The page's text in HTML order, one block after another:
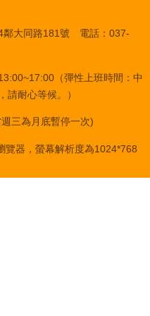
鄰大同路181號 電話：037-
（彈性上班時間：中
請耐心等候。）
三為月底暫停一次)
覽器，螢幕解析度為1024*768